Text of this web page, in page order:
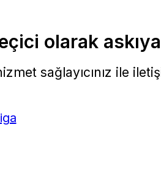
olarak askıya
sağlayıcınız ile